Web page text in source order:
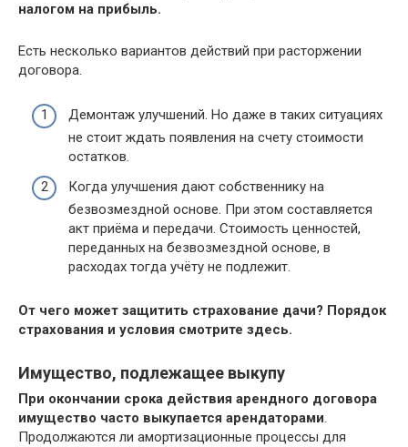
налогом на прибыль.
Есть несколько вариантов действий при расторжении
договора.
Демонтаж улучшений. Но даже в таких ситуациях
не стоит ждать появления на счету стоимости
остатков.
Когда улучшения дают собственнику на
безвозмездной основе. При этом составляется
акт приёма и передачи. Стоимость ценностей,
переданных на безвозмездной основе, в
расходах тогда учёту не подлежит.
От чего может защитить страхование дачи? Порядок
страхования и условия смотрите здесь.
Имущество, подлежащее выкупу
При окончании срока действия арендного договора
имущество часто выкупается арендаторами.
Продолжаются ли амортизационные процессы для